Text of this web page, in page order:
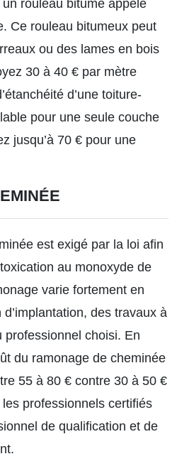
rouleau bitumé appelé
Ce rouleau bitumeux peut
ou des lames en bois
30 à 40 € par mètre
d’une toiture-
pour une seule couche
jusqu’à 70 € pour une
est exigé par la loi afin
au monoxyde de
varie fortement en
des travaux à
professionnel choisi. En
du ramonage de cheminée
55 à 80 € contre 30 à 50 €
professionnels certifiés
de qualification et de